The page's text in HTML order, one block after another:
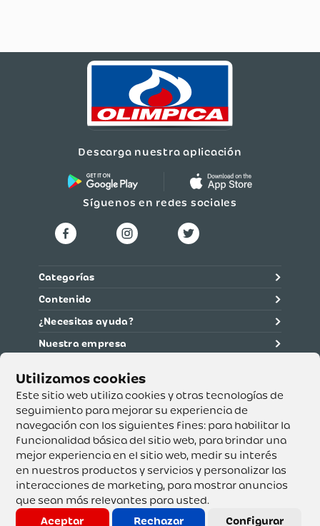
Este sitio web utiliza cookies y otras tecnologías de
seguimiento para mejorar su experiencia de
navegación con los siguientes fines: para habilitar la
funcionalidad básica del sitio web, para brindar una
mejor experiencia en el sitio web, medir su interés
en nuestros productos y servicios y personalizar las
interacciones de marketing, para mostrar anuncios
que sean más relevantes para usted.
Aceptar
Rechazar Configurar
Descarga nuestra aplicación
Síguenos en redes sociales
Categorías
Contenido
¿Necesitas ayuda?
Nuestra empresa
Supertiendas y Drogería Olímpica S.A. - Nit 890.107.487 -
Dirección de notificación: Calle 53 No. 46-192 local 3-01
Teléfono: 3232540999 - Correo:
servicioalcliente@olimpica.com.co
Copyright o Actualización 2023 OLÍMPICA S.A. Derechos
Reservados.